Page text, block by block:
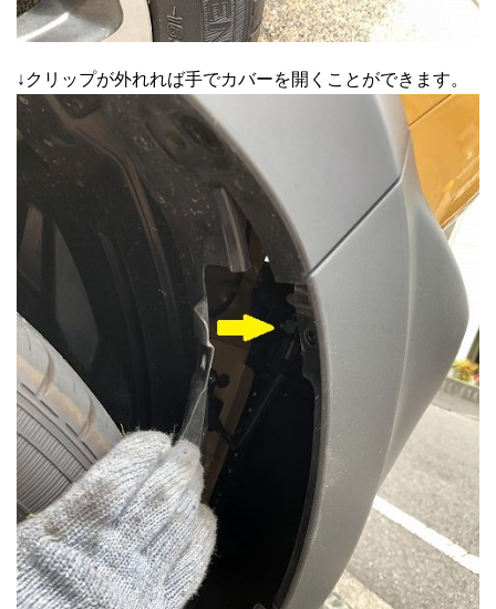
↓クリップが外れれば手でカバーを開くことができます。